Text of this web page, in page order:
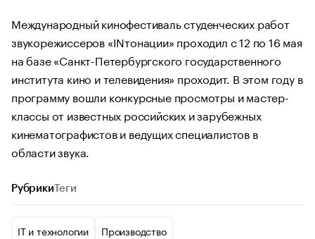
Международный кинофестиваль студенческих работ
звукорежиссеров «INтонации» проходил с 12 по 16 мая
на базе «Санкт-Петербургского государственного
института кино и телевидения» проходит. В этом году в
программу вошли конкурсные просмотры и мастер-
классы от известных российских и зарубежных
кинематографистов и ведущих специалистов в
области звука.
Рубрики Теги
IT и технологии Производство